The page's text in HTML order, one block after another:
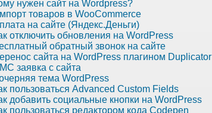
нужен сайт на Wordpress?
товаров в WooCommerce
на сайте (Яндекс.Деньги)
отключить обновления на WordPress
обратный звонок на сайте
сайта на WordPress плагином Duplicator
заявка с сайта
тема WordPress
пользоваться Advanced Custom Fields
добавить социальные кнопки на WordPress
пользоваться редактором кода Codepen